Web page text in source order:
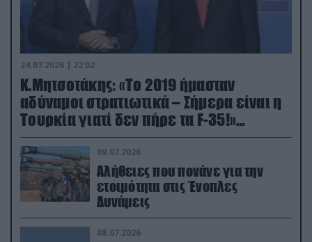
24.07.2026 | 22:02
Κ.Μητσοτάκης: «Το 2019 ήμασταν
αδύναμοι στρατιωτικά – Σήμερα είναι η
Τουρκία γιατί δεν πήρε τα F-35!»
(βίντεο)
09.07.2026
Αλήθειες που πονάνε για την
ετοιμότητα στις Ένοπλες
Δυνάμεις
08.07.2026